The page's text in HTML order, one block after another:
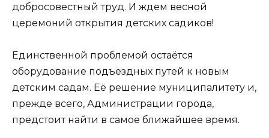
добросовестный труд. И ждем весной
церемоний открытия детских садиков!
Единственной проблемой остаётся
оборудование подъездных путей к новым
детским садам. Её решение муниципалитету и,
прежде всего, Администрации города,
предстоит найти в самое ближайшее время.